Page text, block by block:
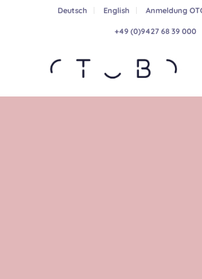
Deutsch English Anmeldung
+49 (0)9427 68 39 000